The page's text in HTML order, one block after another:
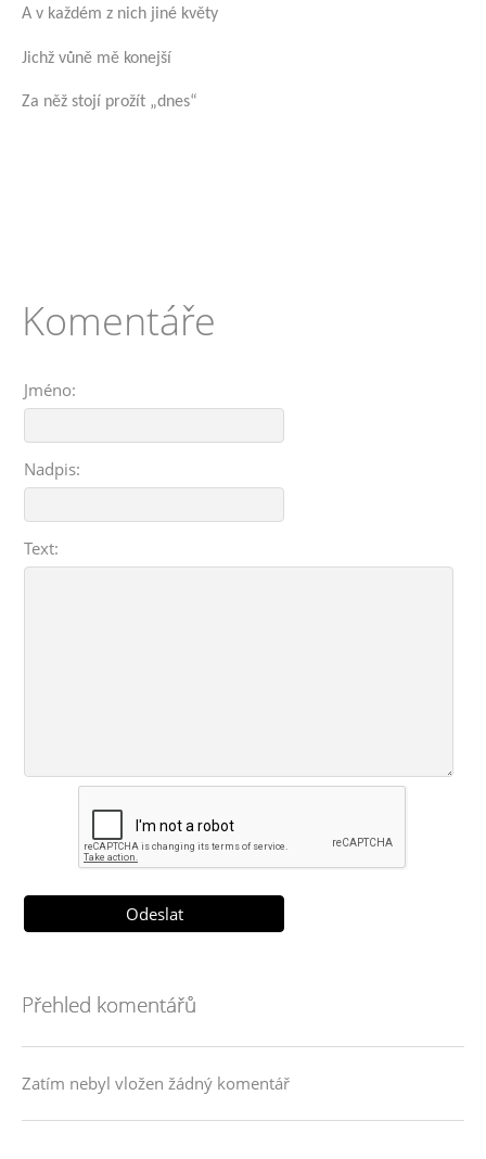
A v každém z nich jiné květy
Jichž vůně mě konejší
Za něž stojí prožít „dnes“
Komentáře
Jméno:
Nadpis:
Text:
Přehled komentářů
Zatím nebyl vložen žádný komentář